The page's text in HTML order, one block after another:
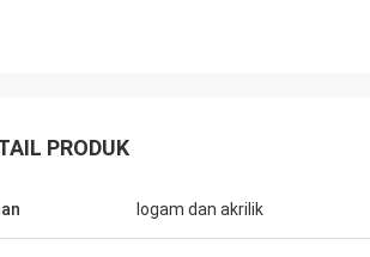
Fernando
olahraga saya terlihat tertib
untuk
PRODUK
logam dan akrilik